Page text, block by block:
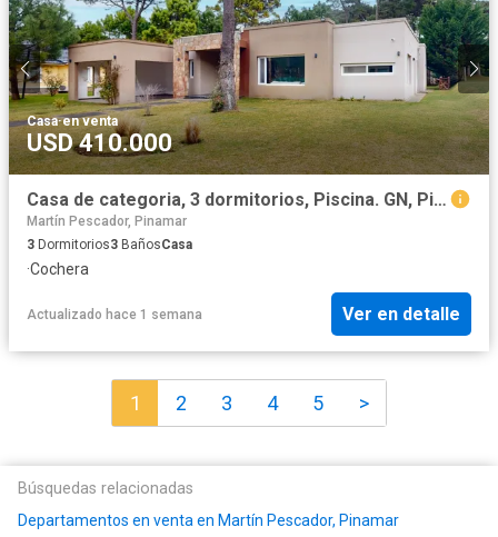
Casa·en venta
USD 410.000
Casa de categoria, 3 dormitorios, Piscina. GN, Pinamar
Martín Pescador, Pinamar
3 Dormitorios3 BañosCasa
·Cochera
Actualizado hace 1 semana Ver en detalle
1 2 3 4 5 >
Búsquedas relacionadas
Departamentos en venta en Martín Pescador, Pinamar